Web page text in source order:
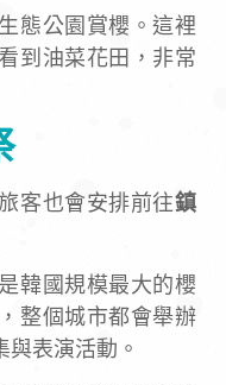
態公園賞櫻。這裡
到油菜花田，非常
客也會安排前往鎮
韓國規模最大的櫻
整個城市都會舉辦
表演活動。